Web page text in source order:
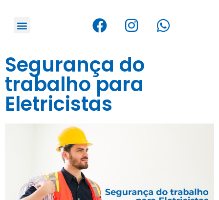
Segurança do
trabalho para
Eletricistas